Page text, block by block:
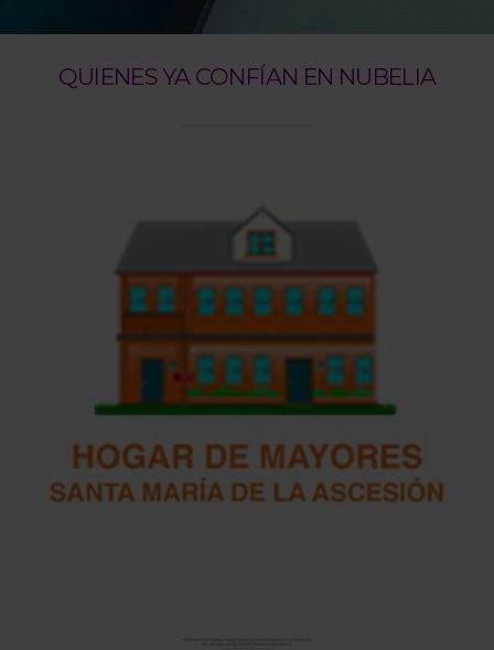
QUIENES YA CONFÍAN EN NUBELIA